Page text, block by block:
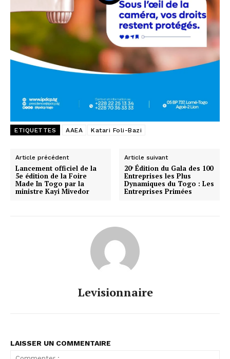
ETIQUETTES AAEA Katari Foli-Bazi
Article précédent
Lancement officiel de la
5e édition de la Foire
Made In Togo par la
ministre Kayi Mivedor
Article suivant
20ᵉ Édition du Gala des 100
Entreprises les Plus
Dynamiques du Togo : Les
Entreprises Primées
Levisionnaire
LAISSER UN COMMENTAIRE